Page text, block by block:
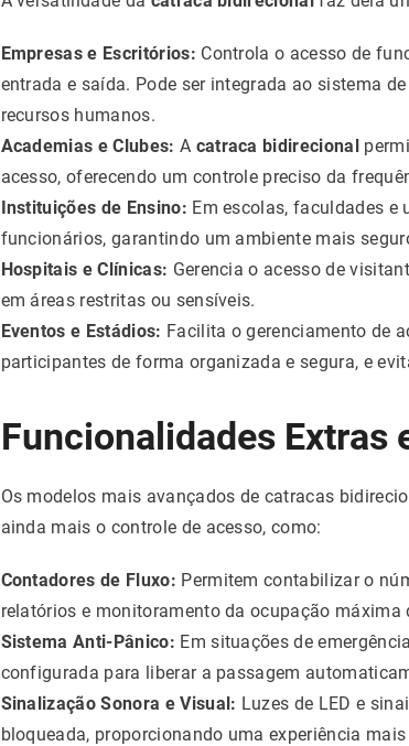
Empresas e Escritórios: Controla o acesso de
entrada e saída. Pode ser integrada ao sistema
recursos humanos.
Academias e Clubes: A catraca bidirecional
acesso, oferecendo um controle preciso da
Instituições de Ensino: Em escolas, faculdades e
funcionários, garantindo um ambiente mais
Hospitais e Clínicas: Gerencia o acesso de
em áreas restritas ou sensíveis.
Eventos e Estádios: Facilita o gerenciamento de
participantes de forma organizada e segura, e
Funcionalidades Extras
Os modelos mais avançados de catracas
ainda mais o controle de acesso, como:
Contadores de Fluxo: Permitem contabilizar o
relatórios e monitoramento da ocupação máxima
Sistema Anti-Pânico: Em situações de
configurada para liberar a passagem
Sinalização Sonora e Visual: Luzes de LED e
bloqueada, proporcionando uma experiência